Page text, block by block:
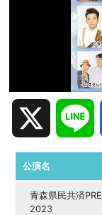
公演名
青森県民共済
2023